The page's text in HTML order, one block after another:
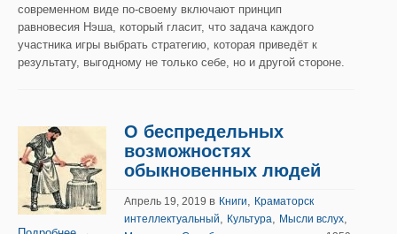
современном виде по-своему включают принцип
равновесия Нэша, который гласит, что задача каждого
участника игры выбрать стратегию, которая приведёт к
результату, выгодному не только себе, но и другой стороне.
О беспредельных
возможностях
обыкновенных людей
Апрель 19, 2019 в Книги, Краматорск
интеллектуальный, Культура, Мысли вслух,